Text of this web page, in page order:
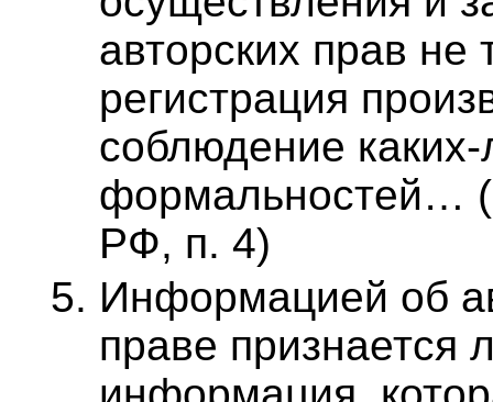
авторских прав не
регистрация
соблюдение
формальностей…
РФ, п. 4)
Информацией об
праве признается